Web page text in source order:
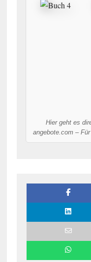
Hier geht es
angebote.com –